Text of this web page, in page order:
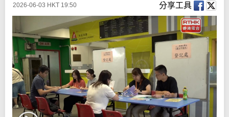
2026-06-03 HKT 19:50 分享工具